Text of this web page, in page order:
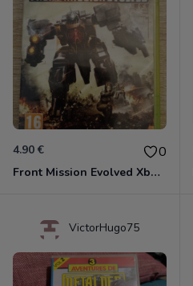
4.90 € 0
Front Mission Evolved Xbox 360
VictorHugo75